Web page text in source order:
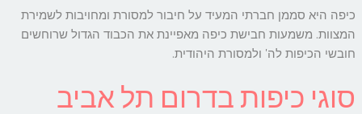
כיפה היא סממן חברתי המעיד על חיבור למסורת ומחויבות לשמירת
המצוות. משמעות חבישת כיפה מאפיינת את הכבוד הגדול שרוחשים
חובשי הכיפות לה' ולמסורת היהודית.
סוגי כיפות בדרום תל אביב